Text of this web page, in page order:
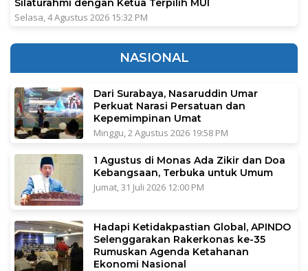
Silaturahmi dengan Ketua Terpilih MUI
Selasa, 4 Agustus 2026 15:32 PM
NASIONAL
Dari Surabaya, Nasaruddin Umar
Perkuat Narasi Persatuan dan
Kepemimpinan Umat
Minggu, 2 Agustus 2026 19:58 PM
1 Agustus di Monas Ada Zikir dan Doa
Kebangsaan, Terbuka untuk Umum
Jumat, 31 Juli 2026 12:00 PM
Hadapi Ketidakpastian Global, APINDO
Selenggarakan Rakerkonas ke-35
Rumuskan Agenda Ketahanan
Ekonomi Nasional